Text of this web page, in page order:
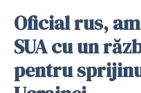
Oficial rus,
SUA cu un
pentru